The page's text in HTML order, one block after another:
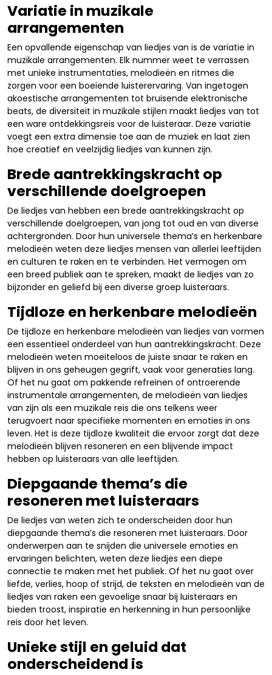
Variatie in muzikale
arrangementen
Een opvallende eigenschap van liedjes van is de variatie in
muzikale arrangementen. Elk nummer weet te verrassen
met unieke instrumentaties, melodieën en ritmes die
zorgen voor een boeiende luisterervaring. Van ingetogen
akoestische arrangementen tot bruisende elektronische
beats, de diversiteit in muzikale stijlen maakt liedjes van tot
een ware ontdekkingsreis voor de luisteraar. Deze variatie
voegt een extra dimensie toe aan de muziek en laat zien
hoe creatief en veelzijdig liedjes van kunnen zijn.
Brede aantrekkingskracht op
verschillende doelgroepen
De liedjes van hebben een brede aantrekkingskracht op
verschillende doelgroepen, van jong tot oud en van diverse
achtergronden. Door hun universele thema’s en herkenbare
melodieën weten deze liedjes mensen van allerlei leeftijden
en culturen te raken en te verbinden. Het vermogen om
een breed publiek aan te spreken, maakt de liedjes van zo
bijzonder en geliefd bij een diverse groep luisteraars.
Tijdloze en herkenbare melodieën
De tijdloze en herkenbare melodieën van liedjes van vormen
een essentieel onderdeel van hun aantrekkingskracht. Deze
melodieën weten moeiteloos de juiste snaar te raken en
blijven in ons geheugen gegrift, vaak voor generaties lang.
Of het nu gaat om pakkende refreinen of ontroerende
instrumentale arrangementen, de melodieën van liedjes
van zijn als een muzikale reis die ons telkens weer
terugvoert naar specifieke momenten en emoties in ons
leven. Het is deze tijdloze kwaliteit die ervoor zorgt dat deze
melodieën blijven resoneren en een blijvende impact
hebben op luisteraars van alle leeftijden.
Diepgaande thema’s die
resoneren met luisteraars
De liedjes van weten zich te onderscheiden door hun
diepgaande thema’s die resoneren met luisteraars. Door
onderwerpen aan te snijden die universele emoties en
ervaringen belichten, weten deze liedjes een diepe
connectie te maken met het publiek. Of het nu gaat over
liefde, verlies, hoop of strijd, de teksten en melodieën van de
liedjes van raken een gevoelige snaar bij luisteraars en
bieden troost, inspiratie en herkenning in hun persoonlijke
reis door het leven.
Unieke stijl en geluid dat
onderscheidend is